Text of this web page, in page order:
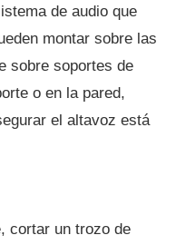
de audio que
montar sobre las
sobre soportes de
o en la pared,
el altavoz está
cortar un trozo de